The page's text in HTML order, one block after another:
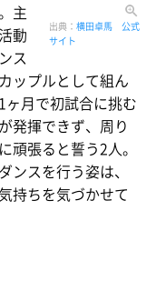
出典： 横田卓馬 公式
サイト
主
動
ス
ップルとして組ん
月で初試合に挑む
発揮できず、周り
頑張ると誓う2人。
ンスを行う姿は、
持ちを気づかせて